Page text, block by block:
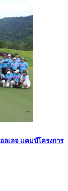
ลเลจ แคมป์โครงการ